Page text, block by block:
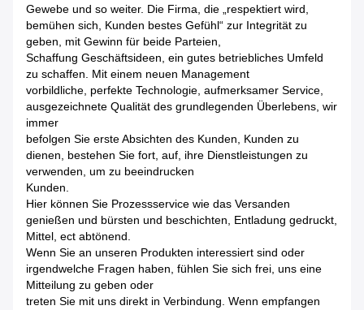
Gewebe und so weiter. Die Firma, die „respektiert wird,
bemühen sich, Kunden bestes Gefühl“ zur Integrität zu
geben, mit Gewinn für beide Parteien,
Schaffung Geschäftsideen, ein gutes betriebliches Umfeld
zu schaffen. Mit einem neuen Management
vorbildliche, perfekte Technologie, aufmerksamer Service,
ausgezeichnete Qualität des grundlegenden Überlebens, wir
immer
befolgen Sie erste Absichten des Kunden, Kunden zu
dienen, bestehen Sie fort, auf, ihre Dienstleistungen zu
verwenden, um zu beeindrucken
Kunden.
Hier können Sie Prozessservice wie das Versanden
genießen und bürsten und beschichten, Entladung gedruckt,
Mittel, ect abtönend.
Wenn Sie an unseren Produkten interessiert sind oder
irgendwelche Fragen haben, fühlen Sie sich frei, uns eine
Mitteilung zu geben oder
treten Sie mit uns direkt in Verbindung. Wenn empfangen